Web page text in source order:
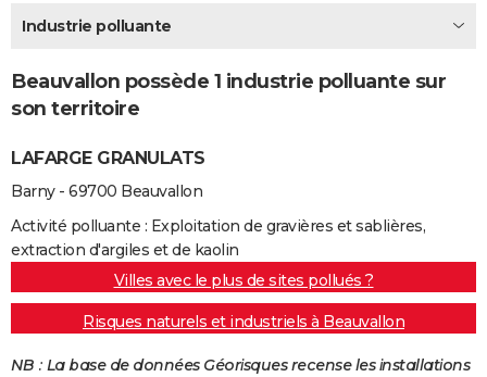
Destinations
City break
Voyage nature
Voyage de noces
Forum
Climat
+PHOTO
GUIDES D'ACHAT
BONS PLANS
CARTE DE VOEUX
Carte de Noël
Carte Bonne année
Carte Saint-Valentin
Carte Pâques
Carte d'anniversaire
DICTIONNAIRE
Dictionnaire
Biographies
Citations
Expressions
Proverbes
PROGRAMME TV
COPAINS D'AVANT
Se connecter
Entreprises
Service militaire
Avis de recherche
AVIS DE DÉCÈS
Industrie polluante
Beauvallon possède 1 industrie polluante sur
son territoire
LAFARGE GRANULATS
Barny - 69700 Beauvallon
Activité polluante : Exploitation de gravières et sablières,
extraction d'argiles et de kaolin
Villes avec le plus de sites pollués ?
Risques naturels et industriels à Beauvallon
NB : La base de données Géorisques recense les installations